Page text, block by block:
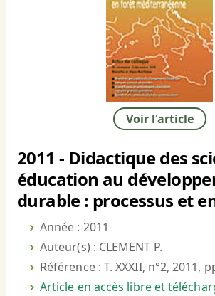
Voir l'article
2011 - Didactique des
éducation au
durable : processus et
Année : 2011
Auteur(s) : CLEMENT P.
Référence : T. XXXII, n°2, 2011,
Article en accès libre et